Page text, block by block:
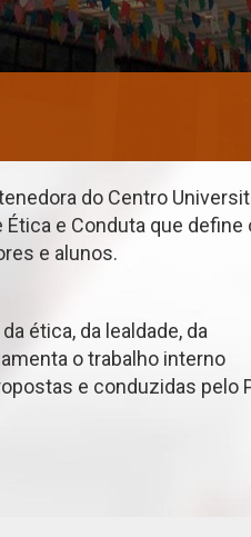
do Centro
Ética e Conduta que define
e alunos.
ética, da lealdade, da
o trabalho interno
e conduzidas pelo